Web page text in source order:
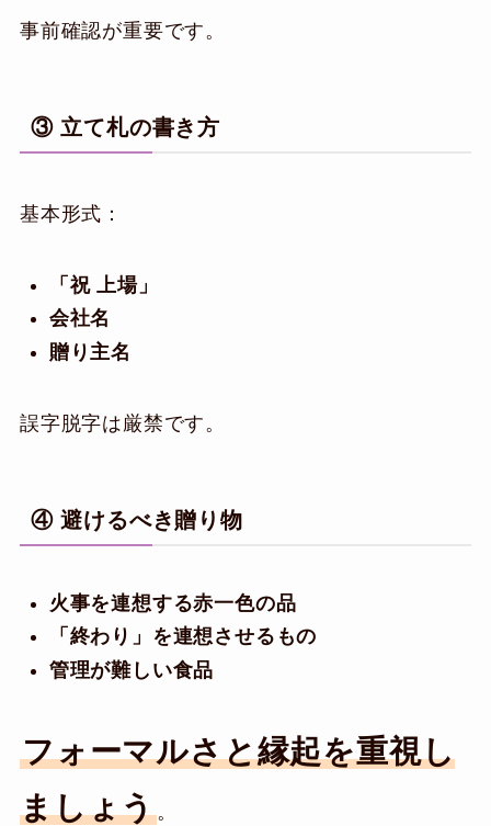
事前確認が重要です。
③ 立て札の書き方
基本形式：
「祝 上場」
会社名
贈り主名
誤字脱字は厳禁です。
④ 避けるべき贈り物
火事を連想する赤一色の品
「終わり」を連想させるもの
管理が難しい食品
フォーマルさと縁起を重視し
ましょう。